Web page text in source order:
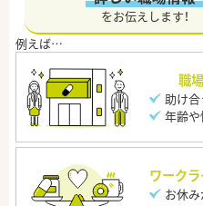
をお伝えします！
職
助け
年齢
ワーク
お休